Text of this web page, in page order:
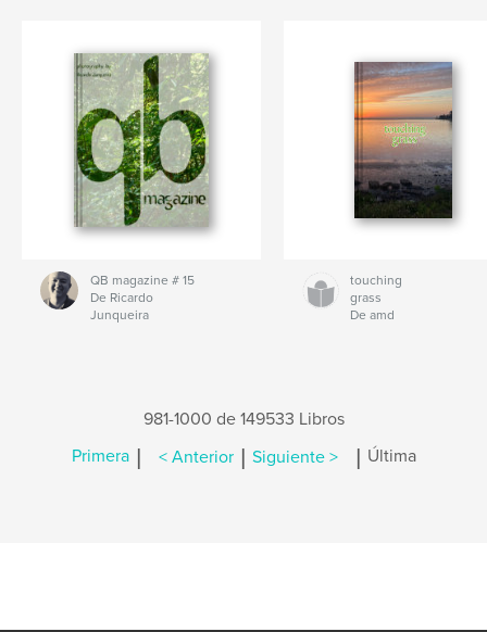
QB magazine # 15
De Ricardo
Junqueira
touching
grass
De amd
981-1000 de 149533 Libros
Primera | < Anterior | Siguiente > | Última